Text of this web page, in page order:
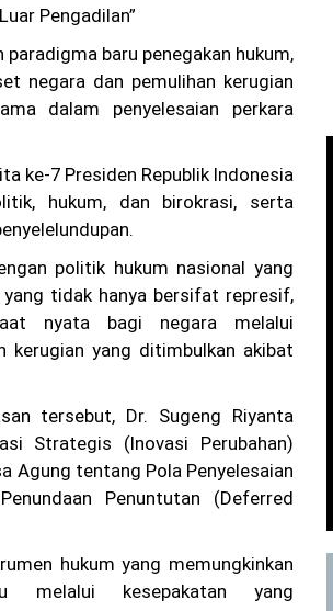
Pengadilan”
baru penegakan hukum,
negara dan pemulihan kerugian
dalam penyelesaian perkara
ke-7 Presiden Republik Indonesia
hukum, dan birokrasi, serta
politik hukum nasional yang
tidak hanya bersifat represif,
nyata bagi negara melalui
kerugian yang ditimbulkan akibat
tersebut, Dr. Sugeng Riyanta
Strategis (Inovasi Perubahan)
Agung tentang Pola Penyelesaian
Penuntutan (Deferred
hukum yang memungkinkan
melalui kesepakatan yang